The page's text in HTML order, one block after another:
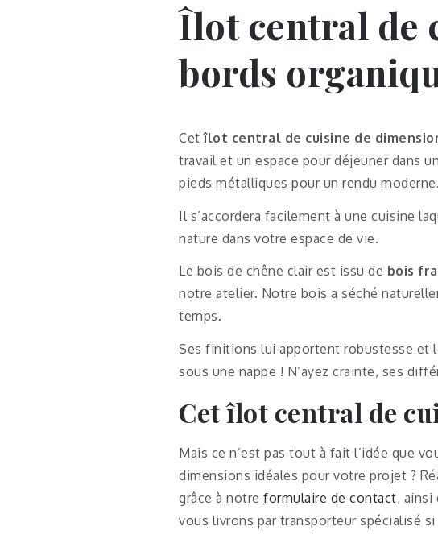
Îlot central de
bords
Cet îlot central de cuisine de
travail et un espace pour déjeuner dans
pieds métalliques pour un rendu moderne.
Il s’accordera facilement à une cuisine
nature dans votre espace de vie.
Le bois de chêne clair est issu de bois
notre atelier. Notre bois a séché
temps.
Ses finitions lui apportent robustesse et
sous une nappe ! N’ayez crainte, ses
Cet îlot central de
Mais ce n’est pas tout à fait l’idée que
dimensions idéales pour votre projet ?
grâce à notre formulaire de contact, ainsi
vous livrons par transporteur spécialisé